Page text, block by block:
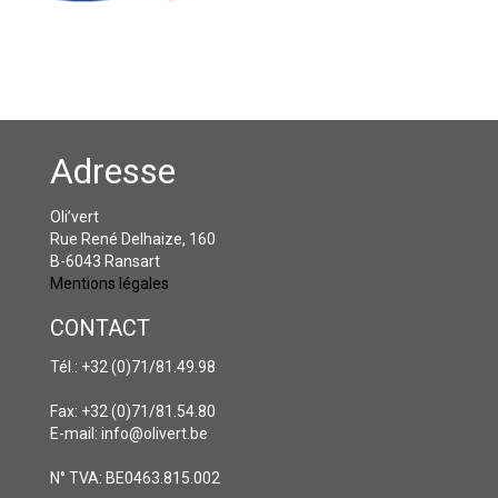
Adresse
Oli’vert
Rue René Delhaize, 160
B-6043 Ransart
Mentions légales
CONTACT
Tél.: +32 (0)71/81.49.98
Fax: +32 (0)71/81.54.80
E-mail: info@olivert.be
N° TVA: BE0463.815.002